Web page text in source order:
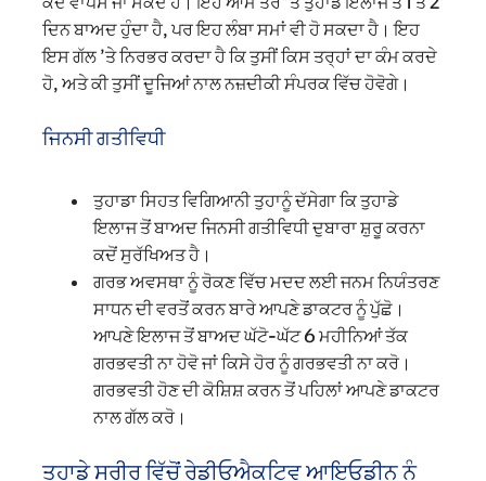
ਦਿਨ ਬਾਅਦ ਹੁੰਦਾ ਹੈ, ਪਰ ਇਹ ਲੰਬਾ ਸਮਾਂ ਵੀ ਹੋ ਸਕਦਾ ਹੈ। ਇਹ
ਇਸ ਗੱਲ ’ਤੇ ਨਿਰਭਰ ਕਰਦਾ ਹੈ ਕਿ ਤੁਸੀਂ ਕਿਸ ਤਰ੍ਹਾਂ ਦਾ ਕੰਮ ਕਰਦੇ
ਹੋ, ਅਤੇ ਕੀ ਤੁਸੀਂ ਦੂਜਿਆਂ ਨਾਲ ਨਜ਼ਦੀਕੀ ਸੰਪਰਕ ਵਿੱਚ ਹੋਵੋਗੇ।
ਜਿਨਸੀ ਗਤੀਵਿਧੀ
ਤੁਹਾਡਾ ਸਿਹਤ ਵਿਗਿਆਨੀ ਤੁਹਾਨੂੰ ਦੱਸੇਗਾ ਕਿ ਤੁਹਾਡੇ
ਇਲਾਜ ਤੋਂ ਬਾਅਦ ਜਿਨਸੀ ਗਤੀਵਿਧੀ ਦੁਬਾਰਾ ਸ਼ੁਰੂ ਕਰਨਾ
ਕਦੋਂ ਸੁਰੱਖਿਅਤ ਹੈ।
ਗਰਭ ਅਵਸਥਾ ਨੂੰ ਰੋਕਣ ਵਿੱਚ ਮਦਦ ਲਈ ਜਨਮ ਨਿਯੰਤਰਣ
ਸਾਧਨ ਦੀ ਵਰਤੋਂ ਕਰਨ ਬਾਰੇ ਆਪਣੇ ਡਾਕਟਰ ਨੂੰ ਪੁੱਛੋ।
ਆਪਣੇ ਇਲਾਜ ਤੋਂ ਬਾਅਦ ਘੱਟੋ-ਘੱਟ 6 ਮਹੀਨਿਆਂ ਤੱਕ
ਗਰਭਵਤੀ ਨਾ ਹੋਵੋ ਜਾਂ ਕਿਸੇ ਹੋਰ ਨੂੰ ਗਰਭਵਤੀ ਨਾ ਕਰੋ।
ਗਰਭਵਤੀ ਹੋਣ ਦੀ ਕੋਸ਼ਿਸ਼ ਕਰਨ ਤੋਂ ਪਹਿਲਾਂ ਆਪਣੇ ਡਾਕਟਰ
ਨਾਲ ਗੱਲ ਕਰੋ।
ਤੁਹਾਡੇ ਸਰੀਰ ਵਿੱਚੋਂ ਰੇਡੀਓਐਕਟਿਵ ਆਇਓਡੀਨ ਨੂੰ